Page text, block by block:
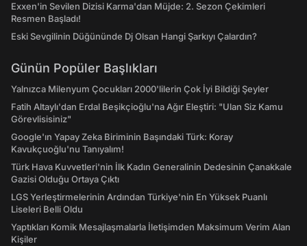
Exxen'in Sevilen Dizisi Karma'dan Müjde: 2. Sezon Çekimleri
Resmen Başladı!
Eski Sevgilinin Düğününde Dj Olsan Hangi Şarkıyı Çalardın?
Günün Popüler Başlıkları
Yalnızca Milenyum Çocukları 2000'lilerin Çok İyi Bildiği Şeyler
Fatih Altaylı'dan Erdal Beşikçioğlu'na Ağır Eleştiri: "Ulan Siz Kamu
Görevlisisiniz"
Google'ın Yapay Zeka Biriminin Başındaki Türk: Koray
Kavukçuoğlu'nu Tanıyalım!
Türk Hava Kuvvetleri'nin İlk Kadın Generalinin Dedesinin Çanakkale
Gazisi Olduğu Ortaya Çıktı
LGS Yerleştirmelerinin Ardından Türkiye'nin En Yüksek Puanlı
Liseleri Belli Oldu
Yaptıkları Komik Mesajlaşmalarla İletişimden Maksimum Verim Alan
Kişiler